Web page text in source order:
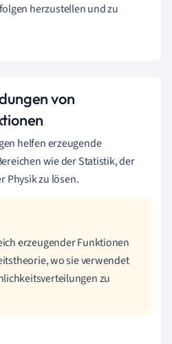
herzustellen und zu
von
helfen erzeugende
wie der Statistik, der
Physik zu lösen.
erzeugender Funktionen
wo sie verwendet
zu